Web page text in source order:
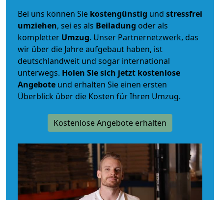
Bei uns können Sie kostengünstig und stressfrei
umziehen, sei es als Beiladung oder als
kompletter Umzug. Unser Partnernetzwerk, das
wir über die Jahre aufgebaut haben, ist
deutschlandweit und sogar international
unterwegs. Holen Sie sich jetzt kostenlose
Angebote und erhalten Sie einen ersten
Überblick über die Kosten für Ihren Umzug.
Kostenlose Angebote erhalten